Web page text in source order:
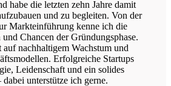
habe die letzten zehn Jahre damit
und zu begleiten. Von der
Markteinführung kenne ich die
Chancen der Gründungsphase.
nachhaltigem Wachstum und
Erfolgreiche Startups
Leidenschaft und ein solides
unterstütze ich gerne.